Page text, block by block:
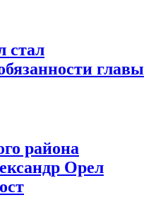
стал
главы
района
Орел